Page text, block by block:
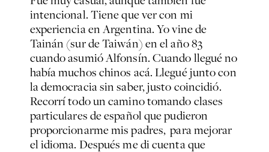
intencional. Tiene que ver con mi
experiencia en Argentina. Yo vine de
Tainán (sur de Taiwán) en el año 83
cuando asumió Alfonsín. Cuando llegué no
había muchos chinos acá. Llegué junto con
la democracia sin saber, justo coincidió.
Recorrí todo un camino tomando clases
particulares de español que pudieron
proporcionarme mis padres, para mejorar
el idioma. Después me di cuenta que